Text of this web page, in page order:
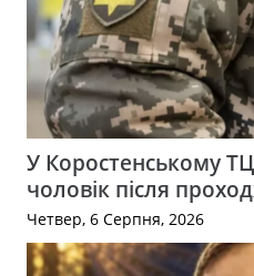
У Коростенському
чоловік після
Четвер, 6 Серпня, 2026